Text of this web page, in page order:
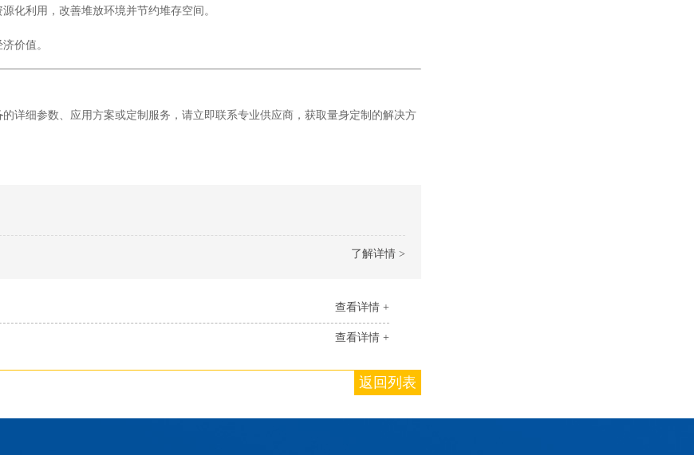
化利用，改善堆放环境并节约堆存空间。
价值。
的详细参数、应用方案或定制服务，请立即联系专业供应商，获取量身定制的解决方
了解详情 >
查看详情 +
查看详情 +
返回列表